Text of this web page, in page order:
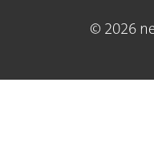
© 2026